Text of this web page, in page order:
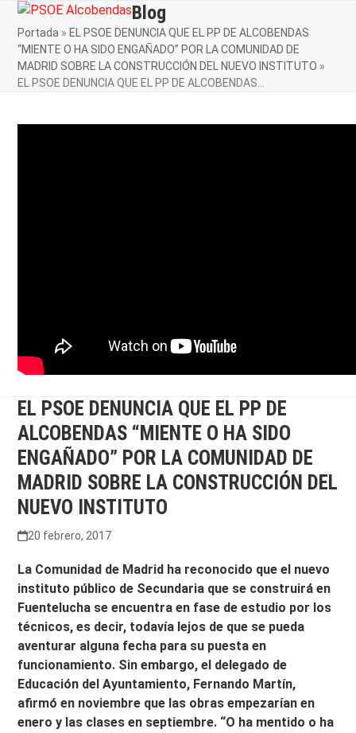
Skip
content
Open
mobile
menu
Close
mobile
menu
Blog
Portada » EL PSOE DENUNCIA QUE EL PP DE ALCOBENDAS
“MIENTE O HA SIDO ENGAÑADO” POR LA COMUNIDAD DE
MADRID SOBRE LA CONSTRUCCIÓN DEL NUEVO INSTITUTO »
EL PSOE DENUNCIA QUE EL PP DE ALCOBENDAS…
EL PSOE DENUNCIA QUE EL PP DE
ALCOBENDAS “MIENTE O HA SIDO
ENGAÑADO” POR LA COMUNIDAD DE
MADRID SOBRE LA CONSTRUCCIÓN DEL
NUEVO INSTITUTO
20 febrero, 2017
La Comunidad de Madrid ha reconocido que el nuevo
instituto público de Secundaria que se construirá en
Fuentelucha se encuentra en fase de estudio por los
técnicos, es decir, todavía lejos de que se pueda
aventurar alguna fecha para su puesta en
funcionamiento. Sin embargo, el delegado de
Educación del Ayuntamiento, Fernando Martín,
afirmó en noviembre que las obras empezarían en
enero y las clases en septiembre. “O ha mentido o ha